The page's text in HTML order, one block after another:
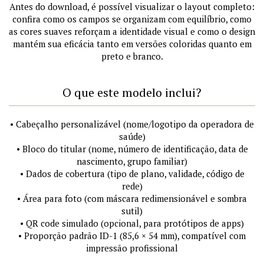
Antes do download, é possível visualizar o layout completo:
confira como os campos se organizam com equilíbrio, como
as cores suaves reforçam a identidade visual e como o design
mantém sua eficácia tanto em versões coloridas quanto em
preto e branco.
O que este modelo inclui?
• Cabeçalho personalizável (nome/logotipo da operadora de
saúde)
• Bloco do titular (nome, número de identificação, data de
nascimento, grupo familiar)
• Dados de cobertura (tipo de plano, validade, código de
rede)
• Área para foto (com máscara redimensionável e sombra
sutil)
• QR code simulado (opcional, para protótipos de apps)
• Proporção padrão ID-1 (85,6 × 54 mm), compatível com
impressão profissional